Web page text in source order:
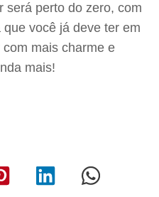
será perto do zero, com
você já deve ter em
mais charme e
mais!